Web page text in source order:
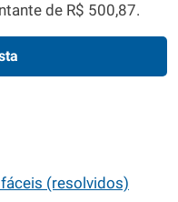
de R$ 500,87.
(resolvidos)